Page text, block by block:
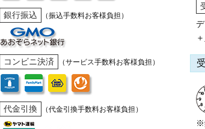
銀行振込 （振込手数料お客様負担）
コンビニ決済 （サービス手数料お客様負担）
代金引換 （代金引換手数料お客様負担）
※